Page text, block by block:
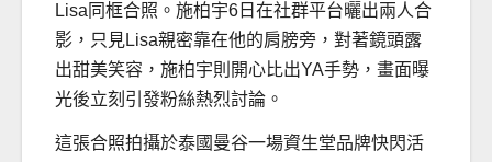
Lisa同框合照。施柏宇6日在社群平台曬出兩人合
影，只見Lisa親密靠在他的肩膀旁，對著鏡頭露
出甜美笑容，施柏宇則開心比出YA手勢，畫面曝
光後立刻引發粉絲熱烈討論。
這張合照拍攝於泰國曼谷一場資生堂品牌快閃活